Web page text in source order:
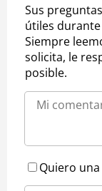
Sus
útiles
Siempre
solicita, le
posible.
Quiero